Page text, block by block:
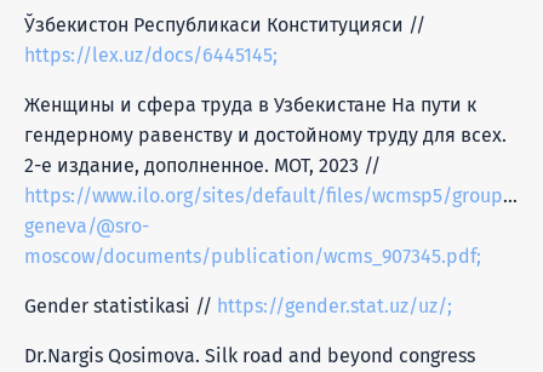
Ўзбекистон Республикаси Конституцияси //
https://lex.uz/docs/6445145;
Женщины и сфера труда в Узбекистане На пути к
гендерному равенству и достойному труду для всех.
2-е издание, дополненное. МОТ, 2023 //
https://www.ilo.org/sites/default/files/wcmsp5/groups/
geneva/@sro-
moscow/documents/publication/wcms_907345.pdf;
Gender statistikasi // https://gender.stat.uz/uz/;
Dr.Nargis Qosimova. Silk road and beyond congress